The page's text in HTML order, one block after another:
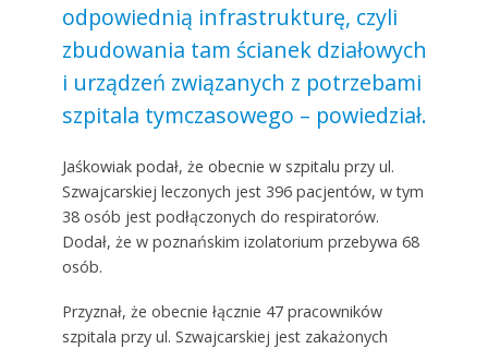
odpowiednią infrastrukturę, czyli
zbudowania tam ścianek działowych
i urządzeń związanych z potrzebami
szpitala tymczasowego – powiedział.
Jaśkowiak podał, że obecnie w szpitalu przy ul.
Szwajcarskiej leczonych jest 396 pacjentów, w tym
38 osób jest podłączonych do respiratorów.
Dodał, że w poznańskim izolatorium przebywa 68
osób.
Przyznał, że obecnie łącznie 47 pracowników
szpitala przy ul. Szwajcarskiej jest zakażonych